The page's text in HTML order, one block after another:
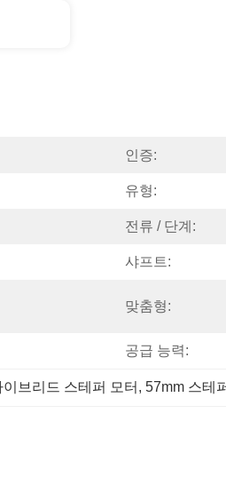
인증:
유형:
전류 / 단계:
샤프트:
맞춤형:
공급 능력:
브리드 스테퍼 모터 , 57mm 스테